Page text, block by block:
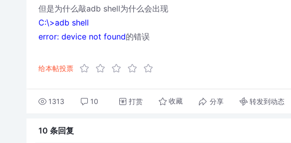
但是为什么敲adb shell为什么会出现
C:\>adb shell
error: device not found的错误
给本帖投票
1313 10 打赏 收藏 分享 转发到动态
10 条回复